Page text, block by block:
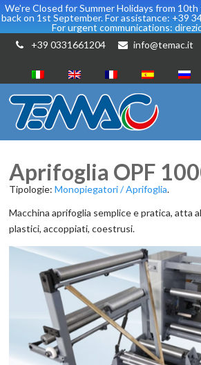
We're Closed for Summer Holidays from
back on 1st September. For assistance: +39
For urgent communications:
+39 0331661204
info@temac.it
Aprifoglia OPF
Tipologie:Monopiegatori / Aprifoglia.
Macchina aprifoglia semplice e pratica, atta
plastici, accoppiati, coestrusi.